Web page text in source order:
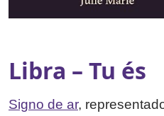
Libra – Tu és
Signo de ar,